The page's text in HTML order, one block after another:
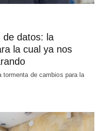
de datos: la
la cual ya nos
tormenta de cambios para la